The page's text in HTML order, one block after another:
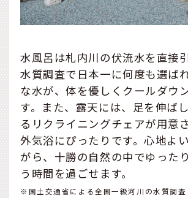
水風呂は札内川の伏流水を直接引
水質調査で日本一に何度も選ば
な水が、体を優しくクールダウ
す。また、露天には、足を伸ば
るリクライニングチェアが用意さ
外気浴にぴったりです。心地よ
がら、十勝の自然の中でゆった
う時間を過ごせます。
※国土交通省による全国一級河川の水質調査